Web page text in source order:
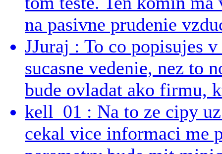
na pasivne prudenie
JJuraj : To co popisujes
sucasne vedenie, nez to
bude ovladat ako firmu,
kell_01 : Na to ze cipy
cekal vice informaci me